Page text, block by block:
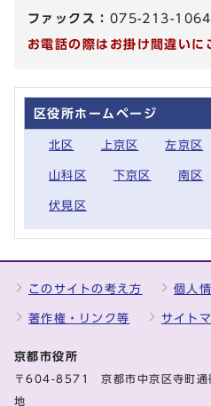
ファックス： 075-213-1064
お電話の際はお掛け間違いに
区役所ホームページ
北区 上京区 左京区
山科区 下京区 南区
伏見区
このサイトの考え方 個人
著作権・リンク等 サイト
京都市役所
〒604-8571 京都市中京区寺町通
地